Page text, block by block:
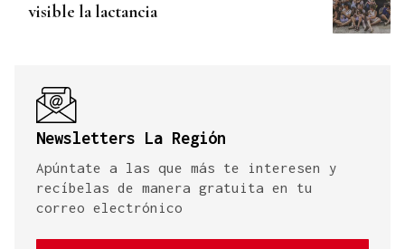
visible la lactancia
Newsletters La Región
Apúntate a las que más te interesen y
recíbelas de manera gratuita en tu
correo electrónico